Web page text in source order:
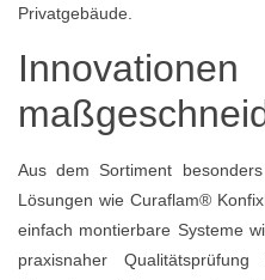
Privatgebäude.
Aus dem Sortiment
Lösungen wie Curaflam®
einfach montierbare Systeme
praxisnaher